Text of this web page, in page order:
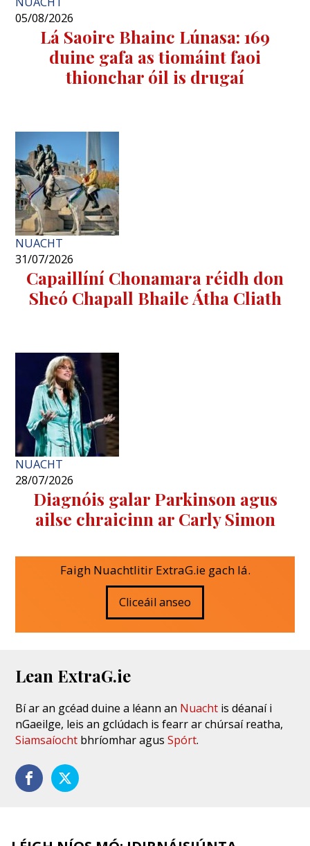
05/08/2026
Lá Saoire Bhainc Lúnasa: 169
duine gafa as tiomáint faoi
thionchar óil is drugaí
NUACHT
31/07/2026
Capaillíní Chonamara réidh don
Sheó Chapall Bhaile Átha Cliath
NUACHT
28/07/2026
Diagnóis galar Parkinson agus
ailse chraicinn ar Carly Simon
Faigh Nuachtlitir ExtraG.ie gach lá.
Cliceáil anseo
Lean ExtraG.ie
Bí ar an gcéad duine a léann an Nuacht is déanaí i
nGaeilge, leis an gclúdach is fearr ar chúrsaí reatha,
Siamsaíocht bhríomhar agusSpórt.